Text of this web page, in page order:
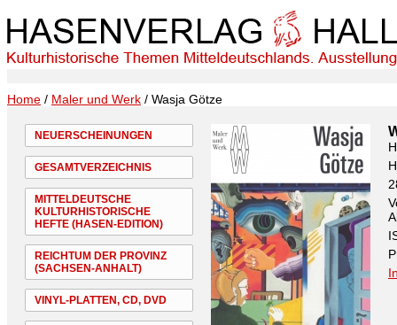
Home / Maler und Werk / Wasja Götze
NEUERSCHEINUNGEN
GESAMTVERZEICHNIS
MITTELDEUTSCHE
KULTURHISTORISCHE
HEFTE (HASEN-EDITION)
REICHTUM DER PROVINZ
(SACHSEN-ANHALT)
VINYL-PLATTEN, CD, DVD